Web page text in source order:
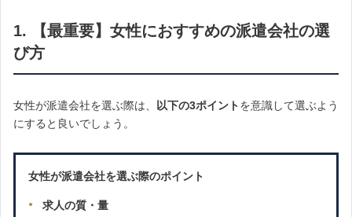
1. 【最重要】女性におすすめの派遣会社の選
び方
女性が派遣会社を選ぶ際は、 以下の3ポイントを意識して選ぶよう
にすると良いでしょう。
女性が派遣会社を選ぶ際のポイント
求人の質・量